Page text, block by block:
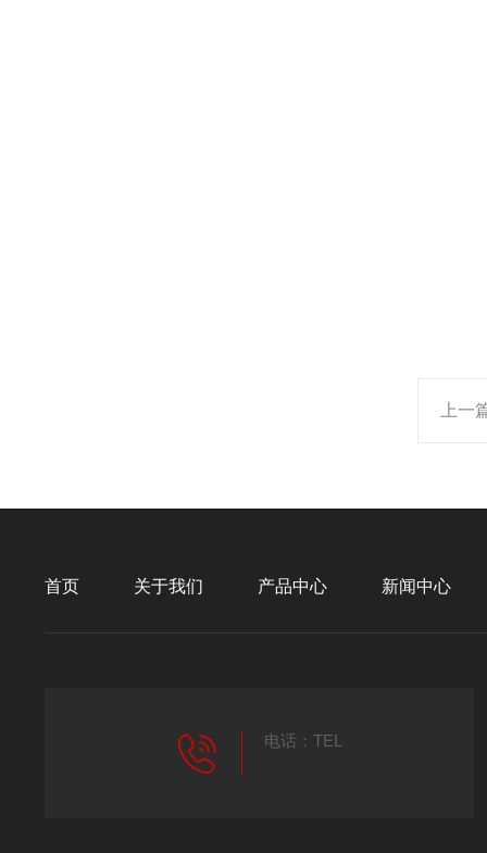
上一
首页 关于我们 产品中心 新闻中心
电话：TEL